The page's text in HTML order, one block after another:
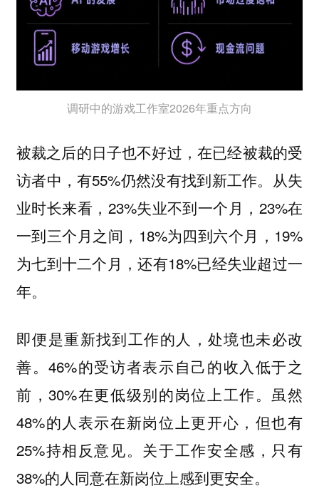
调研中的游戏工作室2026年重点方向
被裁之后的日子也不好过，在已经被裁的受
访者中，有55%仍然没有找到新工作。从失
业时长来看，23%失业不到一个月，23%在
一到三个月之间，18%为四到六个月，19%
为七到十二个月，还有18%已经失业超过一
年。
即便是重新找到工作的人，处境也未必改
善。46%的受访者表示自己的收入低于之
前，30%在更低级别的岗位上工作。虽然
48%的人表示在新岗位上更开心，但也有
25%持相反意见。关于工作安全感，只有
38%的人同意在新岗位上感到更安全。